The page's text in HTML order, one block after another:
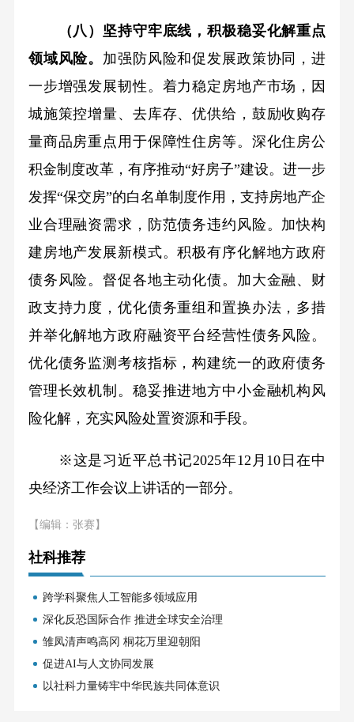
（八）坚持守牢底线，积极稳妥化解重点
领域风险。 加强防风险和促发展政策协同，进
一步增强发展韧性。着力稳定房地产市场，因
城施策控增量、去库存、优供给，鼓励收购存
量商品房重点用于保障性住房等。深化住房公
积金制度改革，有序推动“好房子”建设。进一步
发挥“保交房”的白名单制度作用，支持房地产企
业合理融资需求，防范债务违约风险。加快构
建房地产发展新模式。积极有序化解地方政府
债务风险。督促各地主动化债。加大金融、财
政支持力度，优化债务重组和置换办法，多措
并举化解地方政府融资平台经营性债务风险。
优化债务监测考核指标，构建统一的政府债务
管理长效机制。稳妥推进地方中小金融机构风
险化解，充实风险处置资源和手段。
※这是习近平总书记2025年12月10日在中
央经济工作会议上讲话的一部分。
【编辑：张赛】
社科推荐
跨学科聚焦人工智能多领域应用
深化反恐国际合作 推进全球安全治理
雏凤清声鸣高冈 桐花万里迎朝阳
促进AI与人文协同发展
以社科力量铸牢中华民族共同体意识